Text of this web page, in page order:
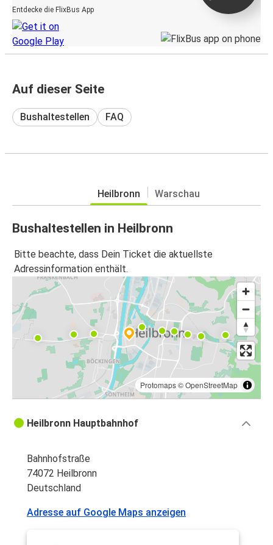
Entdecke die FlixBus App
Auf dieser Seite
Bushaltestellen FAQ
Heilbronn Warschau
Bushaltestellen in Heilbronn
Bitte beachte, dass Dein Ticket die aktuellste
Adressinformation enthält.
Protomaps©OpenStreetMap
Heilbronn Hauptbahnhof
Bahnhofstraße
74072 Heilbronn
Deutschland
Adresse auf Google Maps anzeigen